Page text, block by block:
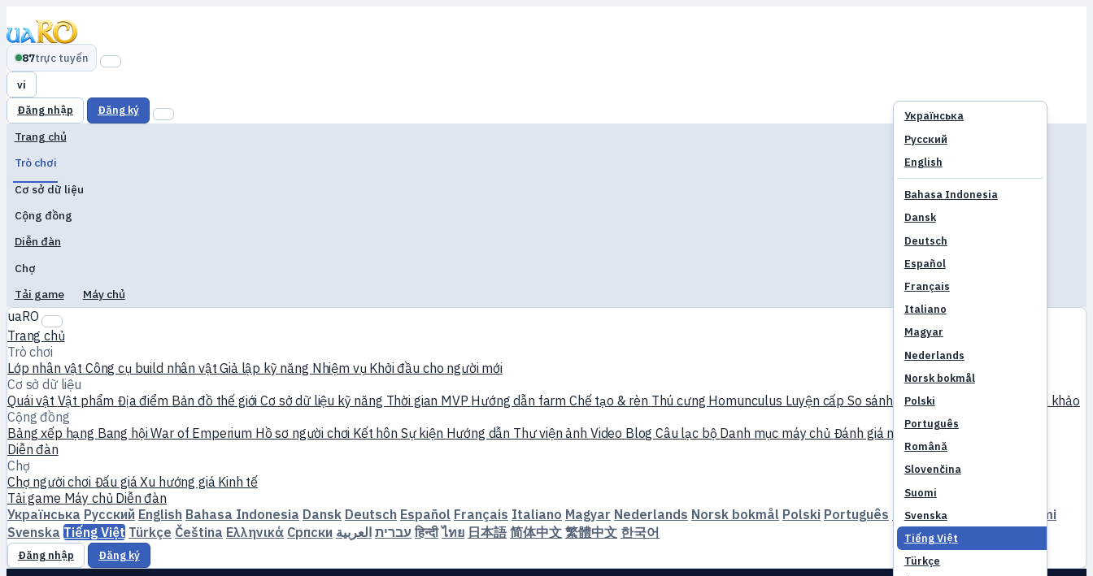
87trực tuyến
vi
Українська
Русский
English
Bahasa Indonesia
Dansk
Deutsch
Español
Français
Italiano
Magyar
Nederlands
Norsk bokmål
Polski
Português
Română
Slovenčina
Suomi
Svenska
Tiếng Việt
Türkçe
Đăng nhập Đăng ký
Trang chủ
Trò chơi
Cơ sở dữ liệu
Cộng đồng
Diễn đàn
Chợ
Tải game
Máy chủ
uaRO
Trang chủ
Trò chơi
Lớp nhân vật Công cụ build nhân vậtGiả lập kỹ năng Nhiệm vụ Khởi đầu cho người mới
Cơ sở dữ liệu
Quái vật Vật phẩm Địa điểm Bản đồ thế giớiCơ sở dữ liệu kỹ năng Thời gian MVP Hướng dẫn farm Chế tạo & rèn Thú cưng Homunculus Luyện cấp So sánh Cơ chế game
Tài liệu tham khảo
Cộng đồng
Bảng xếp hạng Bang hộiWar of Emperium Hồ sơ người chơi Kết hôn Sự kiện Hướng dẫn Thư viện ảnh Video BlogCâu lạc bộ Danh mục máy chủ Đánh giá máy chủĐối tác
Diễn đàn
Chợ
Chợ người chơi Đấu giáXu hướng giá Kinh tế
Tải game Máy chủ Diễn đàn
Українська Русский English Bahasa Indonesia Dansk Deutsch Español Français Italiano Magyar Nederlands Norsk bokmål Polski Português Română Slovenčina
Suomi
Svenska Tiếng Việt Türkçe Čeština Ελληνικά Српски עברית العربية हिन्दी ไทย 日本語 简体中文 繁體中文 한국어
Đăng nhập Đăng ký